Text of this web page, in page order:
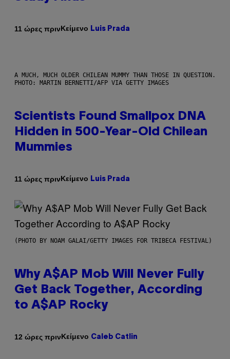
11 ώρες πρινΚείμενο Luis Prada
A MUCH, MUCH OLDER CHILEAN MUMMY THAN THOSE IN QUESTION.
PHOTO: MARTIN BERNETTI/AFP VIA GETTY IMAGES
Scientists Found Smallpox DNA
Hidden in 500-Year-Old Chilean
Mummies
11 ώρες πρινΚείμενο Luis Prada
(PHOTO BY NOAM GALAI/GETTY IMAGES FOR TRIBECA FESTIVAL)
Why A$AP Mob Will Never Fully
Get Back Together, According
to A$AP Rocky
12 ώρες πρινΚείμενο Caleb Catlin